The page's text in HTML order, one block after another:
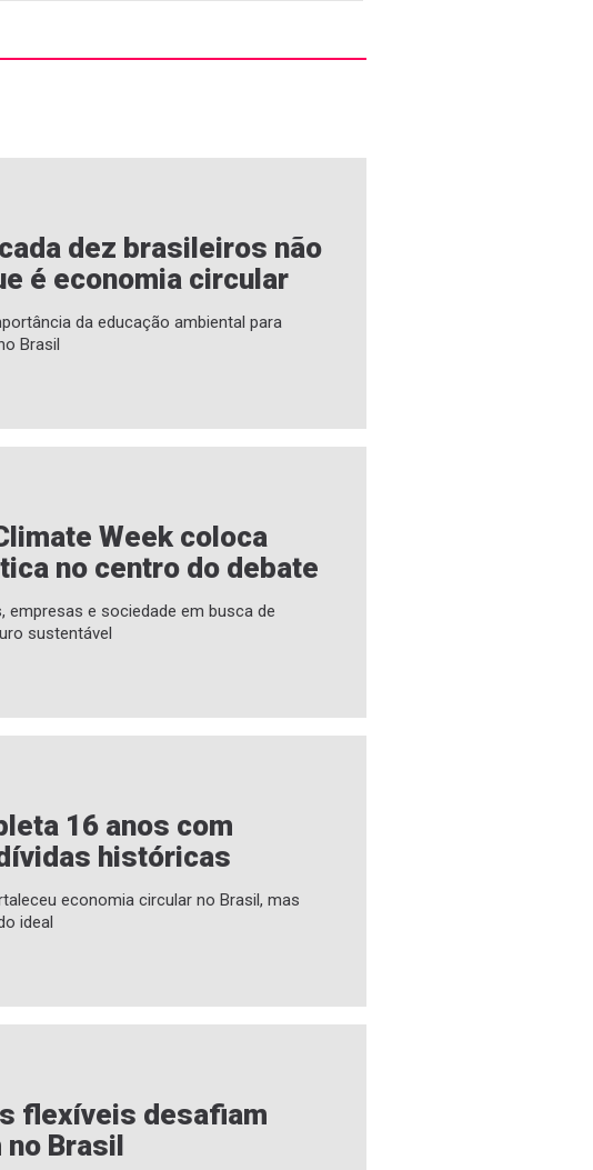
dez brasileiros não
é economia circular
da educação ambiental para
Brasil
Week coloca
no centro do debate
empresas e sociedade em busca de
sustentável
16 anos com
históricas
economia circular no Brasil, mas
ideal
flexíveis desafiam
Brasil